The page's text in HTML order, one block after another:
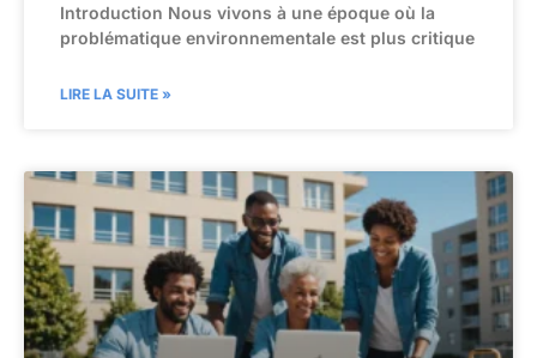
Introduction Nous vivons à une époque où la
problématique environnementale est plus critique
LIRE LA SUITE »